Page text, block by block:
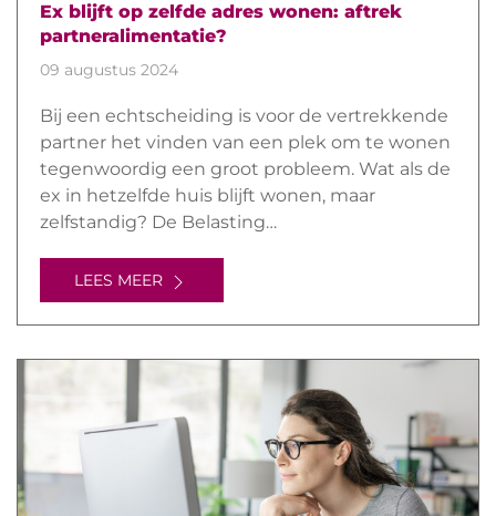
Ex blijft op zelfde adres wonen: aftrek
partneralimentatie?
09 augustus 2024
Bij een echtscheiding is voor de vertrekkende
partner het vinden van een plek om te wonen
tegenwoordig een groot probleem. Wat als de
ex in hetzelfde huis blijft wonen, maar
zelfstandig? De Belasting…
LEES MEER